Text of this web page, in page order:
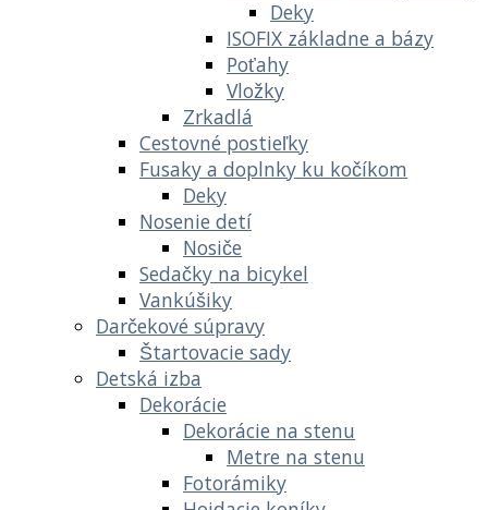
Deky
ISOFIX základne a bázy
Poťahy
Vložky
Zrkadlá
Cestovné postieľky
Fusaky a doplnky ku kočíkom
Deky
Nosenie detí
Nosiče
Sedačky na bicykel
Vankúšiky
Darčekové súpravy
Štartovacie sady
Detská izba
Dekorácie
Dekorácie na stenu
Metre na stenu
Fotorámiky